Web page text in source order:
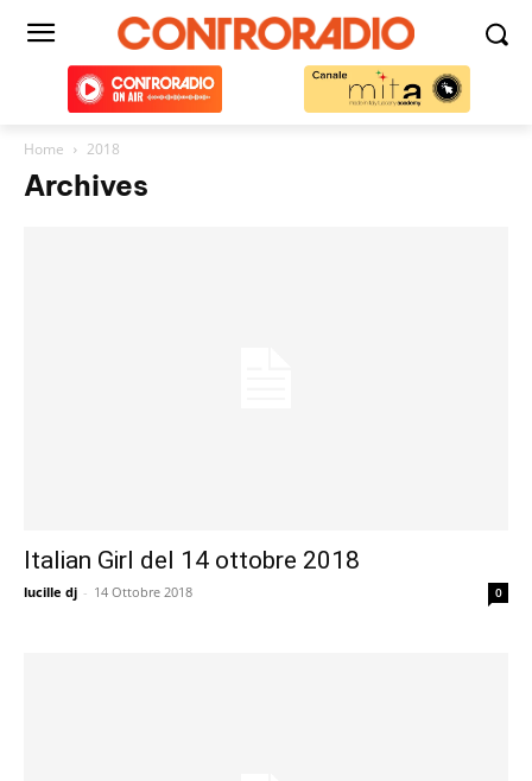
Home 2018
Archives
Italian Girl del 14 ottobre 2018
lucille dj - 14 Ottobre 2018 0